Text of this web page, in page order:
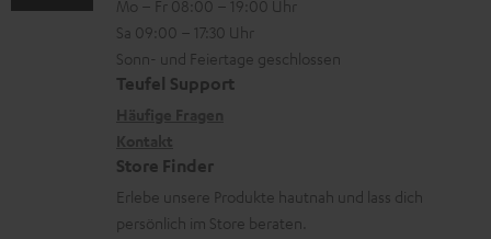
d
e
n
z
u
r
a
r
a
r
ä
t
ü
c
-
L
e
k
o
n
t
a
d
a
Mo – Fr 08:00 – 19:00 Uhr
Sa 09:00 – 17:30 Uhr
Sonn- und Feiertage geschlossen
Teufel Support
Store Finder
Erlebe unsere Produkte hautnah und lass dich
persönlich im Store beraten.